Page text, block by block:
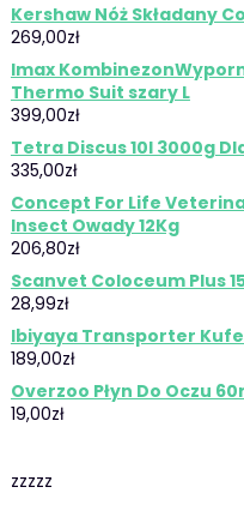
Kershaw Nóż Składany
269,00zł
Imax
Thermo Suit szary L
399,00zł
Tetra Discus 10l 3000g
335,00zł
Concept For Life
Insect Owady 12Kg
206,80zł
Scanvet Coloceum Plus
28,99zł
Ibiyaya Transporter
189,00zł
Overzoo Płyn Do Oczu
19,00zł
zzzzz